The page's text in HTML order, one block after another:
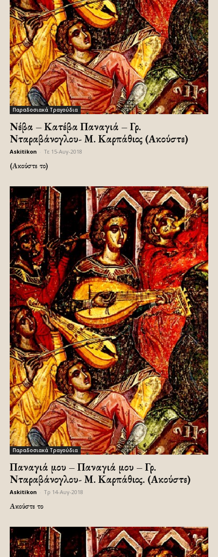
Παραδοσιακά Τραγούδια
Νέβα – Κατέβα Παναγιά – Γρ.
Νταραβάνογλου- Μ. Καρπάθιος (Ακούστε)
Askitikon Τε 15-Αυγ-2018
(Ακούστε το)
Παραδοσιακά Τραγούδια
Παναγιά μου – Παναγιά μου – Γρ.
Νταραβάνογλου- Μ. Καρπάθιος. (Ακούστε)
Askitikon Τρ 14-Αυγ-2018
Ακούστε το